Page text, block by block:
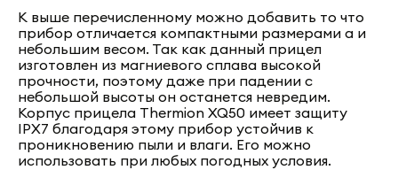
К выше перечисленному можно добавить то что
прибор отличается компактными размерами а и
небольшим весом. Так как данный прицел
изготовлен из магниевого сплава высокой
прочности, поэтому даже при падении с
небольшой высоты он останется невредим.
Корпус прицела Thermion XQ50 имеет защиту
IPX7 благодаря этому прибор устойчив к
проникновению пыли и влаги. Его можно
использовать при любых погодных условия.